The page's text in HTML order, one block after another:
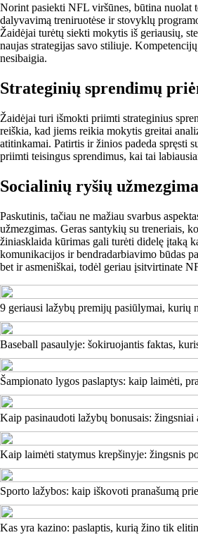
Norint pasiekti NFL viršūnes, būtina nuolat
dalyvavimą treniruotėse ir stovyklų
Žaidėjai turėtų siekti mokytis iš geriausių,
naujas strategijas savo stiliuje.
nesibaigia.
Strateginių sprendimų
Žaidėjai turi išmokti priimti strateginius
reiškia, kad jiems reikia mokytis greitai
atitinkamai. Patirtis ir žinios padeda spręsti
priimti teisingus sprendimus, kai tai
Socialinių ryšių
Paskutinis, tačiau ne mažiau svarbus
užmezgimas. Geras santykių su treneriais,
žiniasklaida kūrimas gali turėti didelę įtaką
komunikacijos ir bendradarbiavimo būdas
bet ir asmeniškai, todėl geriau įsitvirtinate
9 geriausi lažybų premijų pasiūlymai, kurių
Baseball pasaulyje: šokiruojantis faktas,
Šampionato lygos paslaptys: kaip laimėti,
Kaip pasinaudoti lažybų bonusais: žingsniai
Kaip laimėti statymus krepšinyje: žingsnis
Sporto lažybos: kaip iškovoti pranašumą
Kas yra kazino: paslaptis, kurią žino tik